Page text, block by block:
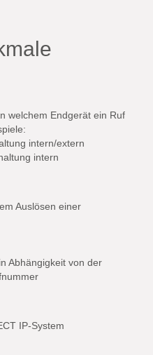
welchem Endgerät ein Ruf
intern/extern
intern
Auslösen einer
Abhängigkeit von der
IP-System